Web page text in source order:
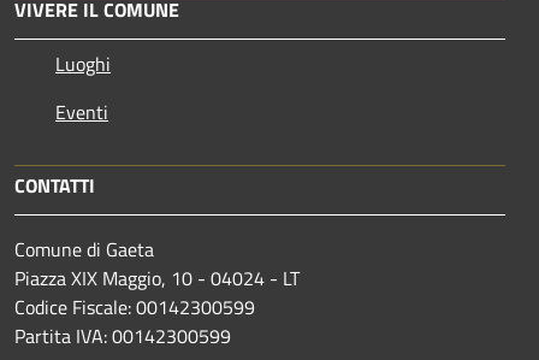
VIVERE IL COMUNE
Luoghi
Eventi
CONTATTI
Comune di Gaeta
Piazza XIX Maggio, 10 - 04024 - LT
Codice Fiscale: 00142300599
Partita IVA: 00142300599